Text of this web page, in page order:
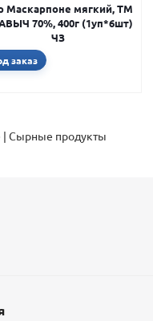
Маскарпоне мягкий, ТМ
70%, 400г (1уп*6шт)
ЧЗ
заказ
Сырные продукты